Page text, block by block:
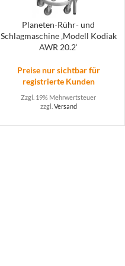
Planeten-Rühr- und
Schlagmaschine ‚Modell Kodiak
AWR 20.2‘
Preise nur sichtbar für
registrierte Kunden
Zzgl. 19% Mehrwertsteuer
zzgl. Versand